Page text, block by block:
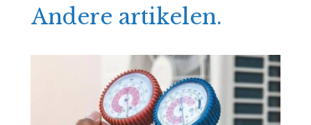
Andere artikelen.